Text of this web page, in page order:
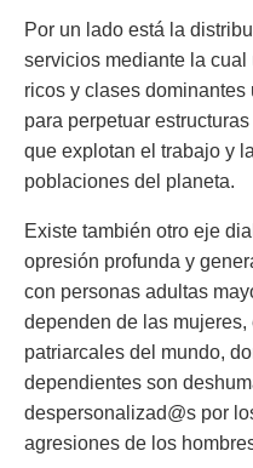
Por un lado está la
servicios mediante la
ricos y clases
para perpetuar
que explotan el trabajo y
poblaciones del planeta.
Existe también otro eje
opresión profunda y
con personas adultas
dependen de las
patriarcales del mundo,
dependientes son
despersonalizad@s por
agresiones de los